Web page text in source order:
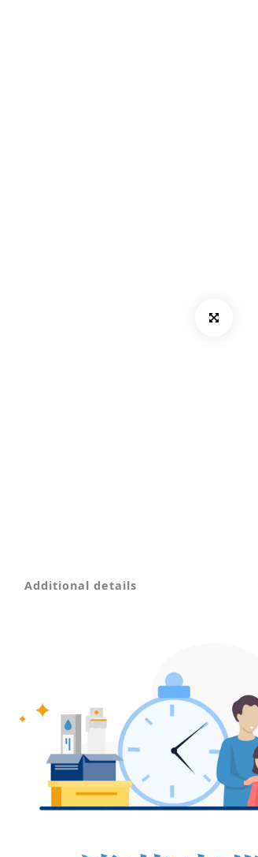
Additional details